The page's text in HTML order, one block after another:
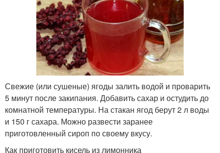
Свежие (или сушеные) ягоды залить водой и проварить
5 минут после закипания. Добавить сахар и остудить до
комнатной температуры. На стакан ягод берут 2 л воды
и 150 г сахара. Можно развести заранее
приготовленный сироп по своему вкусу.
Как приготовить кисель из лимонника